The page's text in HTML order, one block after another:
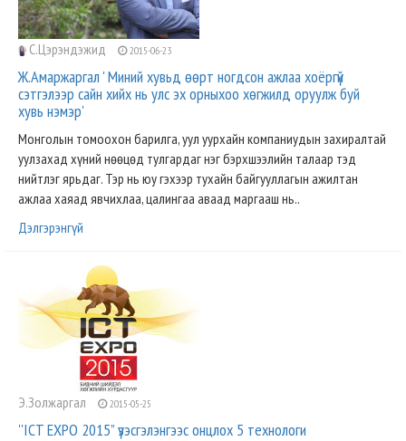
С.Цэрэндэжид 2015-06-23
Ж.Амаржаргал ' Миний хувьд өөрт ногдсон ажлаа хоёргүй
сэтгэлээр сайн хийх нь улс эх орныхоо хөгжилд оруулж буй
хувь нэмэр'
Монголын томоохон барилга, уул уурхайн компаниудын захиралтай
уулзахад хүний нөөцөд тулгардаг нэг бэрхшээлийн талаар тэд
нийтлэг ярьдаг. Тэр нь юу гэхээр тухайн байгууллагын ажилтан
ажлаа хаяад явчихлаа, цалингаа аваад маргааш нь..
Дэлгэрэнгүй
Э.Золжаргал 2015-05-25
''ICT EXPO 2015” үзэсгэлэнгээс онцлох 5 технологи